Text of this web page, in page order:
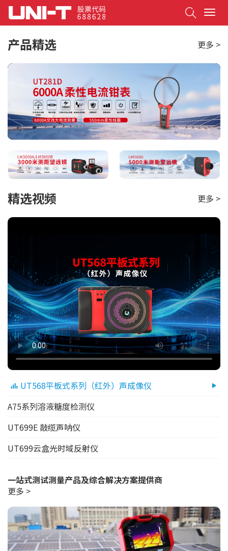
T
o
g
e
a
v
i
g
a
t
o
n
产品精选 更多 >
精选视频 更多 >
UT568平板式系列（红外）声成像仪
A75系列溶液糖度检测仪
UT699E 敲缆声呐仪
UT699云盒光时域反射仪
一站式测试测量产品及综合解决方案提供商
更多 >